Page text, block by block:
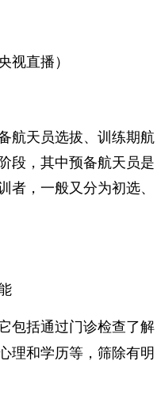
视直播）
航天员选拔、训练期航
段，其中预备航天员是
者， 一般又分为初选、
包括通过门诊检查了解
理和学历等，筛除有明